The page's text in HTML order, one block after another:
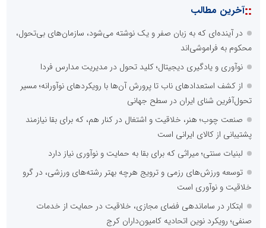
::آخرین مطالب
در آینده‌ای که به زبان صفر و یک نوشته می‌شود، سازمان‌های بی‌تحول،
محکوم به فراموشی‌اند
نوآوری و یادگیری دیجیتال؛ کلید تحول در مدیریت مدارس فردا
از کشف استعدادهای ناب تا پرورش آن‌ها با رویکردهای نوآورانه؛ مسیر
تحول‌آفرین شنای ایران در سطح جهانی
صنعت چوب؛ هنر، خلاقیت و اشتغال در کنار هم، که برای بقا نیازمند
پشتیبانی از کالای ایرانی است
لبنیات سنتی؛ میراثی که برای بقا به حمایت و نوآوری نیاز دارد
توسعه ورزش‌های رزمی و ترویج هرچه بهتر رشته‌های ورزشی، در گرو
خلاقیت و نوآوری است
ابتکار در ساماندهی فضای مجازی، خلاقیت در حمایت از خدمات
صنفی؛ رویکرد نوین اتحادیه کامیون‌داران کرج